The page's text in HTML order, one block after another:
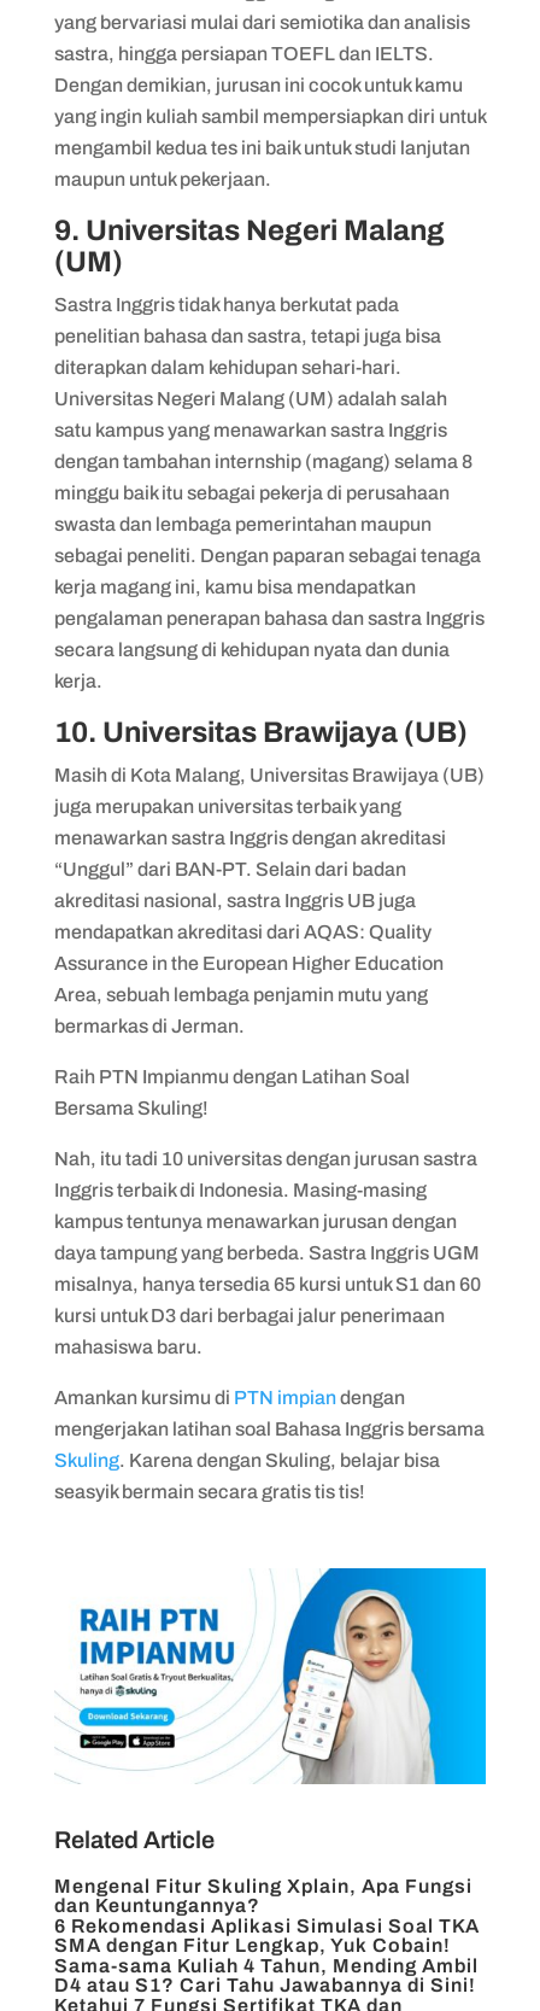
yang bervariasi mulai dari semiotika dan analisis
sastra, hingga persiapan TOEFL dan IELTS.
Dengan demikian, jurusan ini cocok untuk kamu
yang ingin kuliah sambil mempersiapkan diri untuk
mengambil kedua tes ini baik untuk studi lanjutan
maupun untuk pekerjaan.
9. Universitas Negeri Malang
(UM)
Sastra Inggris tidak hanya berkutat pada
penelitian bahasa dan sastra, tetapi juga bisa
diterapkan dalam kehidupan sehari-hari.
Universitas Negeri Malang (UM) adalah salah
satu kampus yang menawarkan sastra Inggris
dengan tambahan internship (magang) selama 8
minggu baik itu sebagai pekerja di perusahaan
swasta dan lembaga pemerintahan maupun
sebagai peneliti. Dengan paparan sebagai tenaga
kerja magang ini, kamu bisa mendapatkan
pengalaman penerapan bahasa dan sastra Inggris
secara langsung di kehidupan nyata dan dunia
kerja.
10. Universitas Brawijaya (UB)
Masih di Kota Malang, Universitas Brawijaya (UB)
juga merupakan universitas terbaik yang
menawarkan sastra Inggris dengan akreditasi
“Unggul” dari BAN-PT. Selain dari badan
akreditasi nasional, sastra Inggris UB juga
mendapatkan akreditasi dari AQAS: Quality
Assurance in the European Higher Education
Area, sebuah lembaga penjamin mutu yang
bermarkas di Jerman.
Raih PTN Impianmu dengan Latihan Soal
Bersama Skuling!
Nah, itu tadi 10 universitas dengan jurusan sastra
Inggris terbaik di Indonesia. Masing-masing
kampus tentunya menawarkan jurusan dengan
daya tampung yang berbeda. Sastra Inggris UGM
misalnya, hanya tersedia 65 kursi untuk S1 dan 60
kursi untuk D3 dari berbagai jalur penerimaan
mahasiswa baru.
Amankan kursimu di PTN impiandengan
mengerjakan latihan soal Bahasa Inggris bersama
Skuling. Karena dengan Skuling, belajar bisa
seasyik bermain secara gratis tis tis!
Related Article
Mengenal Fitur Skuling Xplain, Apa Fungsi
dan Keuntungannya?
6 Rekomendasi Aplikasi Simulasi Soal TKA
SMA dengan Fitur Lengkap, Yuk Cobain!
Sama-sama Kuliah 4 Tahun, Mending Ambil
D4 atau S1? Cari Tahu Jawabannya di Sini!
Ketahui 7 Fungsi Sertifikat TKA dan